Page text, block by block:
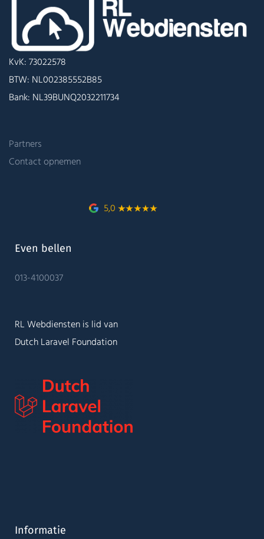
KvK: 73022578
BTW: NL002385552B85
Bank: NL39BUNQ2032211734
Partners
Contact opnemen
5,0
Even bellen
013-4100037
RL Webdiensten is lid van
Dutch Laravel Foundation
Informatie